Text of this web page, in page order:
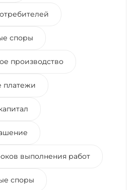
споры
производство
платежи
выполнения работ
споры